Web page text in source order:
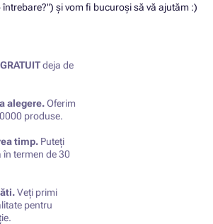
întrebare?") și vom fi bucuroși să vă ajutăm :)
deja de
alegere.Oferim
produse.
timp. Puteți
termen de 30
Veți primi
pentru